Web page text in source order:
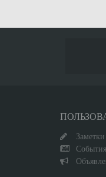
Заметки
События